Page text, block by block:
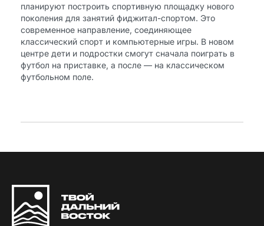
планируют построить спортивную площадку нового
поколения для занятий фиджитал-спортом. Это
современное направление, соединяющее
классический спорт и компьютерные игры. В новом
центре дети и подростки смогут сначала поиграть в
футбол на приставке, а после — на классическом
футбольном поле.